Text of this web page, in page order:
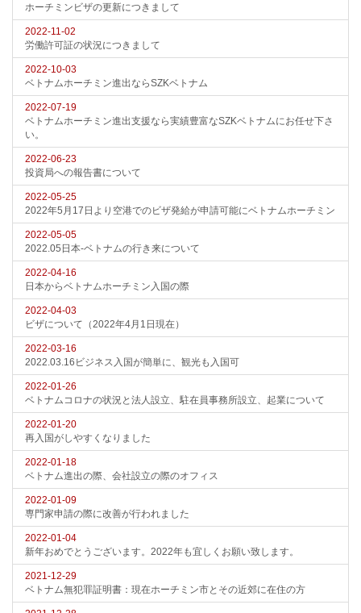
ホーチミンビザの更新につきまして
2022-11-02
労働許可証の状況につきまして
2022-10-03
ベトナムホーチミン進出ならSZKベトナム
2022-07-19
ベトナムホーチミン進出支援なら実績豊富なSZKベトナムにお任せ下さ
い。
2022-06-23
投資局への報告書について
2022-05-25
2022年5月17日より空港でのビザ発給が申請可能にベトナムホーチミン
2022-05-05
2022.05日本-ベトナムの行き来について
2022-04-16
日本からベトナムホーチミン入国の際
2022-04-03
ビザについて（2022年4月1日現在）
2022-03-16
2022.03.16ビジネス入国が簡単に、観光も入国可
2022-01-26
ベトナムコロナの状況と法人設立、駐在員事務所設立、起業について
2022-01-20
再入国がしやすくなりました
2022-01-18
ベトナム進出の際、会社設立の際のオフィス
2022-01-09
専門家申請の際に改善が行われました
2022-01-04
新年おめでとうございます。2022年も宜しくお願い致します。
2021-12-29
ベトナム無犯罪証明書：現在ホーチミン市とその近郊に在住の方